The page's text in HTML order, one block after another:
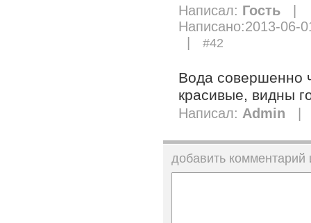
Написал: Гость
Написано:2013-06-
#42
Вода совершенно
красивые, видны
Написал: Admin
добавить